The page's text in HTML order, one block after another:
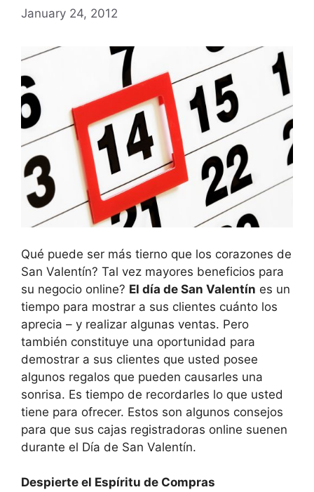
January 24, 2012
Qué puede ser más tierno que los corazones de
San Valentín? Tal vez mayores beneficios para
su negocio online? El día de San Valentín es un
tiempo para mostrar a sus clientes cuánto los
aprecia – y realizar algunas ventas. Pero
también constituye una oportunidad para
demostrar a sus clientes que usted posee
algunos regalos que pueden causarles una
sonrisa. Es tiempo de recordarles lo que usted
tiene para ofrecer. Estos son algunos consejos
para que sus cajas registradoras online suenen
durante el Día de San Valentín.
Despierte el Espíritu de Compras